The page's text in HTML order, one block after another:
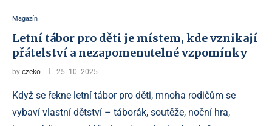
Magazín
Letní tábor pro děti je místem, kde vznikají
přátelství a nezapomenutelné vzpomínky
by czeko 25. 10. 2025
Když se řekne letní tábor pro děti, mnoha rodičům se
vybaví vlastní dětství – táborák, soutěže, noční hra,